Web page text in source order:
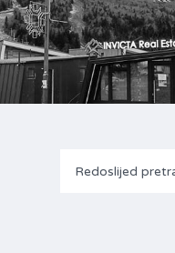
Redoslijed